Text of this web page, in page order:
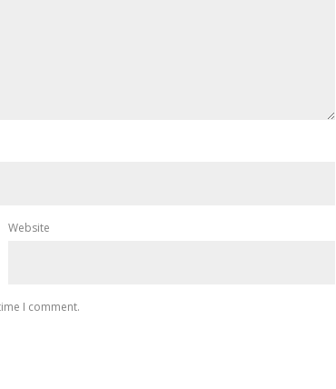
Website
I comment.